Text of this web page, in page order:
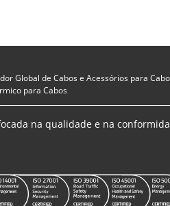
Global de Cabos e Acessórios para
para Cabos
na qualidade e na